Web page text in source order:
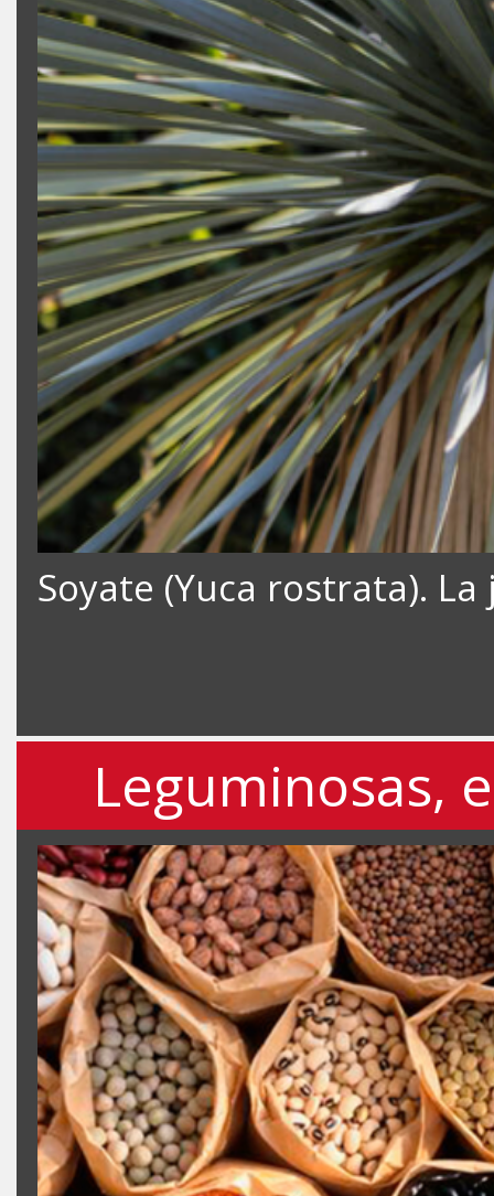
Soyate (Yuca rostrata).
Leguminosas,